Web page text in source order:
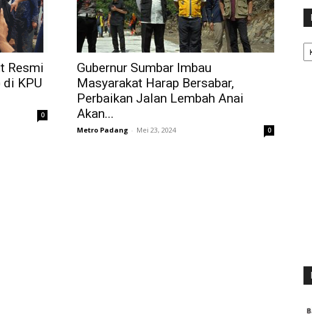
Resmi
KPU
0
Gubernur Sumbar Imbau
Masyarakat Harap Bersabar,
Perbaikan Jalan Lembah Anai
Akan...
Metro Padang - Mei 23, 2024 0